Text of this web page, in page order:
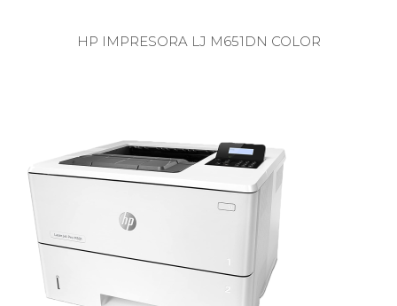
HP IMPRESORA LJ M651DN COLOR